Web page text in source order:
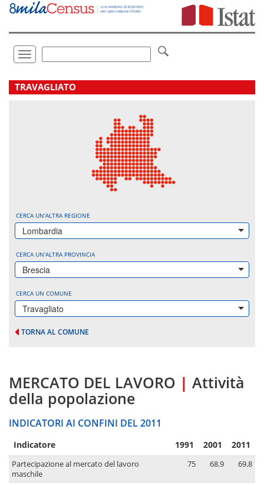
Vai
direttamente
Toggle
navigation
.
TRAVAGLIATO
CERCA UN'ALTRA REGIONE
Lombardia
CERCA UN'ALTRA PROVINCIA
Brescia
CERCA UN COMUNE
Travagliato
TORNA AL COMUNE
MERCATO DEL LAVORO | Attività
della popolazione
INDICATORI AI CONFINI DEL 2011
Indicatore 1991 2001 2011
Partecipazione al mercato del lavoro
maschile
75 68.9 69.8